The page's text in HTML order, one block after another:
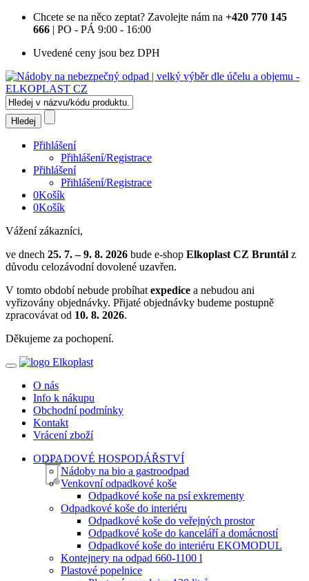
Chcete se na něco zeptat? Zavolejte nám na +420 770 145
666 | PO - PÁ 9:00 - 16:00
Uvedené ceny jsou bez DPH
Přihlášení
Přihlášení/Registrace
Přihlášení
Přihlášení/Registrace
0Košík
0Košík
Vážení zákazníci,
ve dnech 25. 7. – 9. 8. 2026 bude e-shop Elkoplast CZ Bruntál z
důvodu celozávodní dovolené uzavřen.
V tomto období nebude probíhat expedice a nebudou ani
vyřizovány objednávky. Přijaté objednávky budeme postupně
zpracovávat od 10. 8. 2026.
Děkujeme za pochopení.
O nás
Info k nákupu
Obchodní podmínky
Kontakt
Vrácení zboží
ODPADOVÉ HOSPODÁŘSTVÍ
Nádoby na bio a gastroodpad
Venkovní odpadkové koše
Odpadkové koše na psí exkrementy
Odpadkové koše do interiéru
Odpadkové koše do veřejných prostor
Odpadkové koše do kanceláří a domácností
Odpadkové koše do interiéru EKOMODUL
Kontejnery na odpad 660-1100 l
Plastové popelnice